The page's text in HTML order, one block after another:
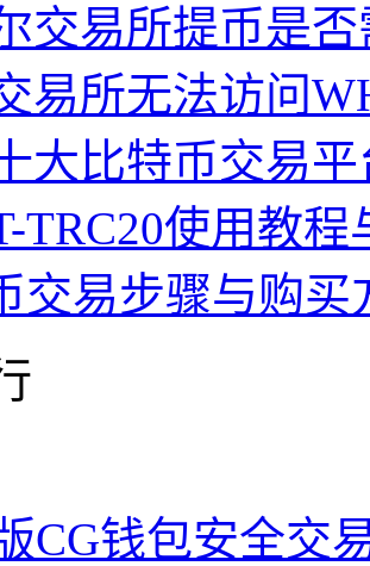
交易所提币是
易所无法访问
大比特币交易
TRC20使用教
交易步骤与购买
CG钱包安全交